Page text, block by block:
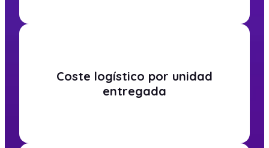
Coste logístico por unidad
entregada